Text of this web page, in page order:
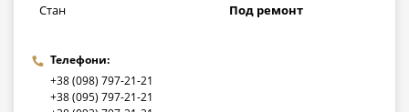
Стан
Под ремонт
Телефони:
+38 (098) 797-21-21
+38 (095) 797-21-21